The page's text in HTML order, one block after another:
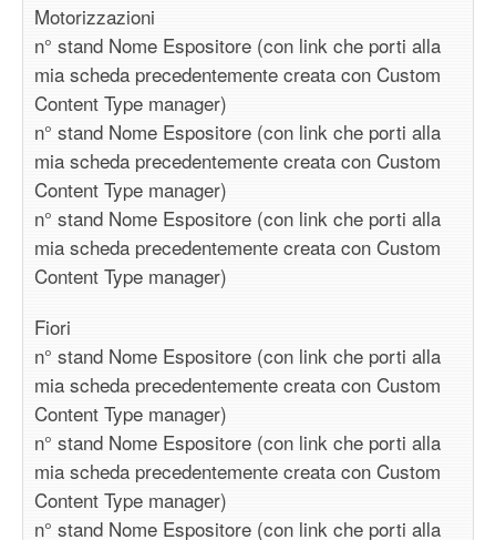
Motorizzazioni
n° stand Nome Espositore (con link che porti alla
mia scheda precedentemente creata con Custom
Content Type manager)
n° stand Nome Espositore (con link che porti alla
mia scheda precedentemente creata con Custom
Content Type manager)
n° stand Nome Espositore (con link che porti alla
mia scheda precedentemente creata con Custom
Content Type manager)
Fiori
n° stand Nome Espositore (con link che porti alla
mia scheda precedentemente creata con Custom
Content Type manager)
n° stand Nome Espositore (con link che porti alla
mia scheda precedentemente creata con Custom
Content Type manager)
n° stand Nome Espositore (con link che porti alla